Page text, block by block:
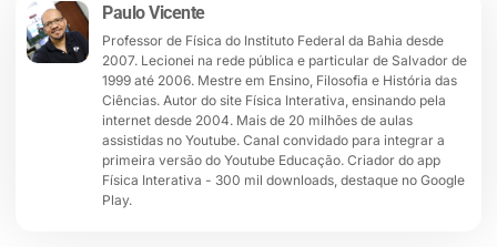
Paulo Vicente
Professor de Física do Instituto Federal da Bahia desde
2007. Lecionei na rede pública e particular de Salvador de
1999 até 2006. Mestre em Ensino, Filosofia e História das
Ciências. Autor do site Física Interativa, ensinando pela
internet desde 2004. Mais de 20 milhões de aulas
assistidas no Youtube. Canal convidado para integrar a
primeira versão do Youtube Educação. Criador do app
Física Interativa - 300 mil downloads, destaque no Google
Play.